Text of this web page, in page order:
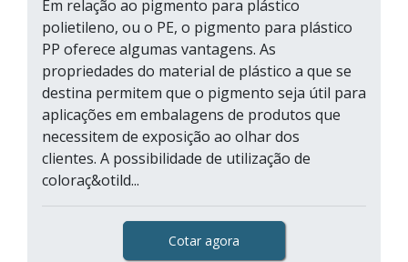
Em relação ao pigmento para plástico
polietileno, ou o PE, o pigmento para plástico
PP oferece algumas vantagens. As
propriedades do material de plástico a que se
destina permitem que o pigmento seja útil para
aplicações em embalagens de produtos que
necessitem de exposição ao olhar dos
clientes. A possibilidade de utilização de
coloraç&otild...
Cotar agora